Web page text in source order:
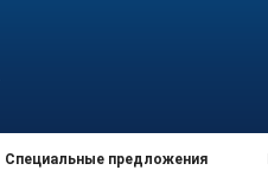
Специальные предложения